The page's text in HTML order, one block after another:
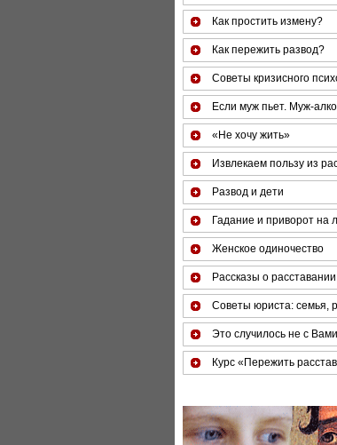
Как простить измену?
Как пережить развод?
Советы кризисного
Если муж пьет. Муж-
«Не хочу жить»
Извлекаем пользу из
Развод и дети
Гадание и приворот на
Женское одиночество
Рассказы о расставании
Советы юриста: семья,
Это случилось не с Вами
Курс «Пережить